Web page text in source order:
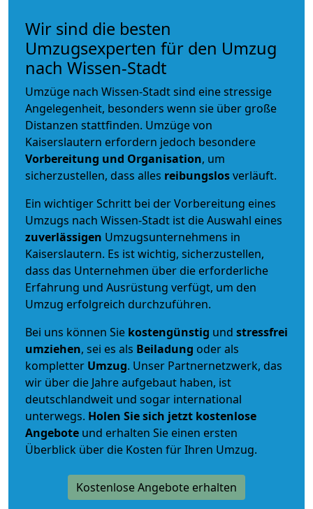
Wir sind die besten
Umzugsexperten für den Umzug
nach Wissen-Stadt
Umzüge nach Wissen-Stadt sind eine stressige
Angelegenheit, besonders wenn sie über große
Distanzen stattfinden. Umzüge von
Kaiserslautern erfordern jedoch besondere
Vorbereitung und Organisation, um
sicherzustellen, dass alles reibungslosverläuft.
Ein wichtiger Schritt bei der Vorbereitung eines
Umzugs nach Wissen-Stadt ist die Auswahl eines
zuverlässigen Umzugsunternehmens in
Kaiserslautern. Es ist wichtig, sicherzustellen,
dass das Unternehmen über die erforderliche
Erfahrung und Ausrüstung verfügt, um den
Umzug erfolgreich durchzuführen.
Bei uns können Sie kostengünstig und stressfrei
umziehen, sei es als Beiladung oder als
kompletter Umzug. Unser Partnernetzwerk, das
wir über die Jahre aufgebaut haben, ist
deutschlandweit und sogar international
unterwegs. Holen Sie sich jetzt kostenlose
Angebote und erhalten Sie einen ersten
Überblick über die Kosten für Ihren Umzug.
Kostenlose Angebote erhalten